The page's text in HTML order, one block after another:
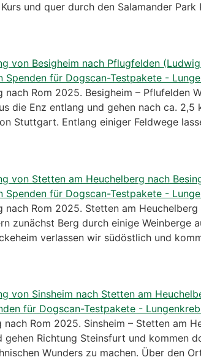
und quer durch den Salamander
nach Rom 2025. Besigheim –
die Enz entlang und gehen nach ca.
Stuttgart. Entlang einiger Feldwege
nach Rom 2025. Stetten am
zunächst Berg durch einige
verlassen wir südöstlich und
nach Rom 2025. Sinsheim – Stetten am
gehen Richtung Steinsfurt und kommen
Wunders zu machen. Über den